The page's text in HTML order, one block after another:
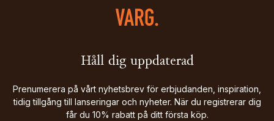
Håll dig uppdaterad
Prenumerera på vårt nyhetsbrev för erbjudanden, inspiration,
tidig tillgång till lanseringar och nyheter. När du registrerar dig
får du 10% rabatt på ditt första köp.